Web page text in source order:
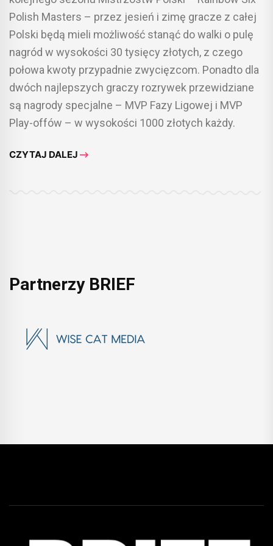
Polish Masters – przez jesień i zimę gracze z całej
Polski będą mieli możliwość stanąć do walki o pulę
nagród w wysokości 30 tysięcy złotych, z czego
połowa kwoty przypadnie zwycięzcom. Ponadto dla
dwóch najlepszych graczy rozrywek przewidziane
są nagrody specjalne – MVP Fazy Ligowej i MVP
Play-offów – w wysokości 1000 złotych każdy.
CZYTAJ DALEJ
Partnerzy BRIEF